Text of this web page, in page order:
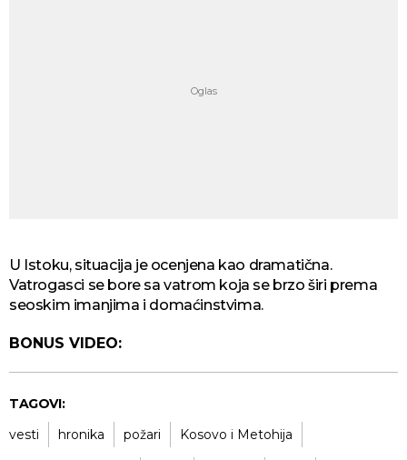
U Istoku, situacija je ocenjena kao dramatična.
Vatrogasci se bore sa vatrom koja se brzo širi prema
seoskim imanjima i domaćinstvima.
BONUS VIDEO:
TAGOVI:
vesti
hronika požari Kosovo i Metohija